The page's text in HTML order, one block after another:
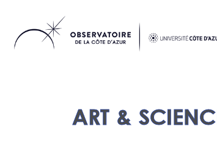
ART &